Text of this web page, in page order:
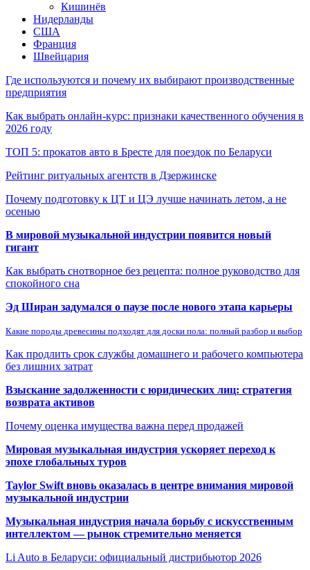
Кишинёв
Нидерланды
США
Франция
Швейцария
Где используются и почему их выбирают производственные
предприятия
Как выбрать онлайн-курс: признаки качественного обучения в
2026 году
ТОП 5: прокатов авто в Бресте для поездок по Беларуси
Рейтинг ритуальных агентств в Дзержинске
Почему подготовку к ЦТ и ЦЭ лучше начинать летом, а не
осенью
В мировой музыкальной индустрии появится новый
гигант
Как выбрать снотворное без рецепта: полное руководство для
спокойного сна
Эд Ширан задумался о паузе после нового этапа карьеры
Какие породы древесины подходят для доски пола: полный разбор и выбор
Как продлить срок службы домашнего и рабочего компьютера
без лишних затрат
Взыскание задолженности с юридических лиц: стратегия
возврата активов
Почему оценка имущества важна перед продажей
Мировая музыкальная индустрия ускоряет переход к
эпохе глобальных туров
Taylor Swift вновь оказалась в центре внимания мировой
музыкальной индустрии
Музыкальная индустрия начала борьбу с искусственным
интеллектом — рынок стремительно меняется
Li Auto в Беларуси: официальный дистрибьютор 2026